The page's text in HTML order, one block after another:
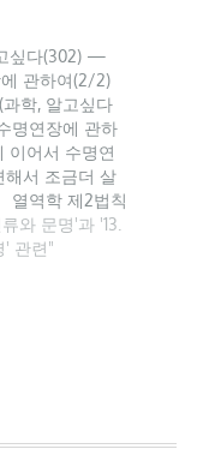
싶다(302) —
관하여(2/2)
학, 알고싶다
명연장에 관하
이어서 수명연
해서 조금더 살
역학 제2법칙
적으로 진행되
연 현상은 결국
외부 환경 사이
와 문명'과 '13.
' 관련"